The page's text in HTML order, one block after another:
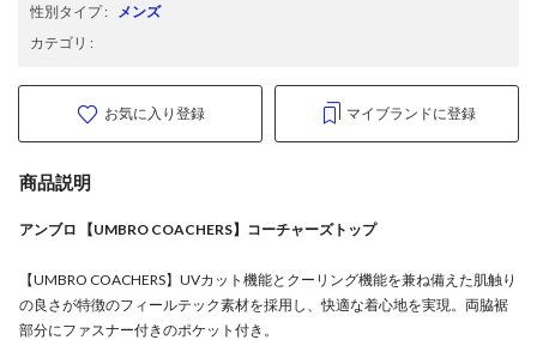
性別タイプ:
メンズ
カテゴリ :
お気に入り登録 マイブランドに登録
商品説明
アンブロ 【UMBRO COACHERS】コーチャーズトップ
【UMBRO COACHERS】UVカット機能とクーリング機能を兼ね備えた肌触り
の良さが特徴のフィールテック素材を採用し、快適な着心地を実現。両脇裾
部分にファスナー付きのポケット付き。